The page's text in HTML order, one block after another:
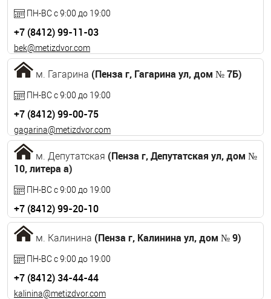
ПН-ВС с 9:00 до 19:00
+7 (8412) 99-11-03
bek@metizdvor.com
м. Гагарина (Пенза г, Гагарина ул, дом № 7Б)
ПН-ВС с 9:00 до 19:00
+7 (8412) 99-00-75
gagarina@metizdvor.com
м. Депутатская (Пенза г, Депутатская ул, дом №
10, литера а)
ПН-ВС с 9:00 до 19:00
+7 (8412) 99-20-10
dep@metizdvor.com
м. Калинина (Пенза г, Калинина ул, дом № 9)
ПН-ВС с 9:00 до 19:00
+7 (8412) 34-44-44
kalinina@metizdvor.com